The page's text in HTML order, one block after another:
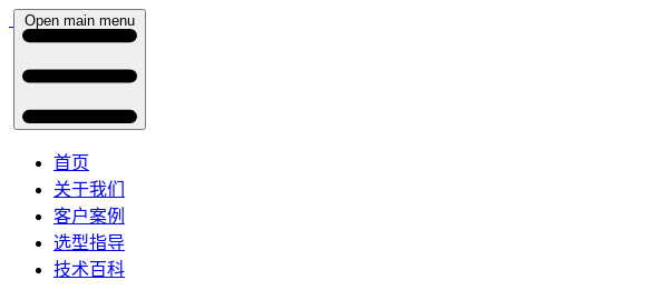
Open main menu
首页
关于我们
客户案例
选型指导
技术百科